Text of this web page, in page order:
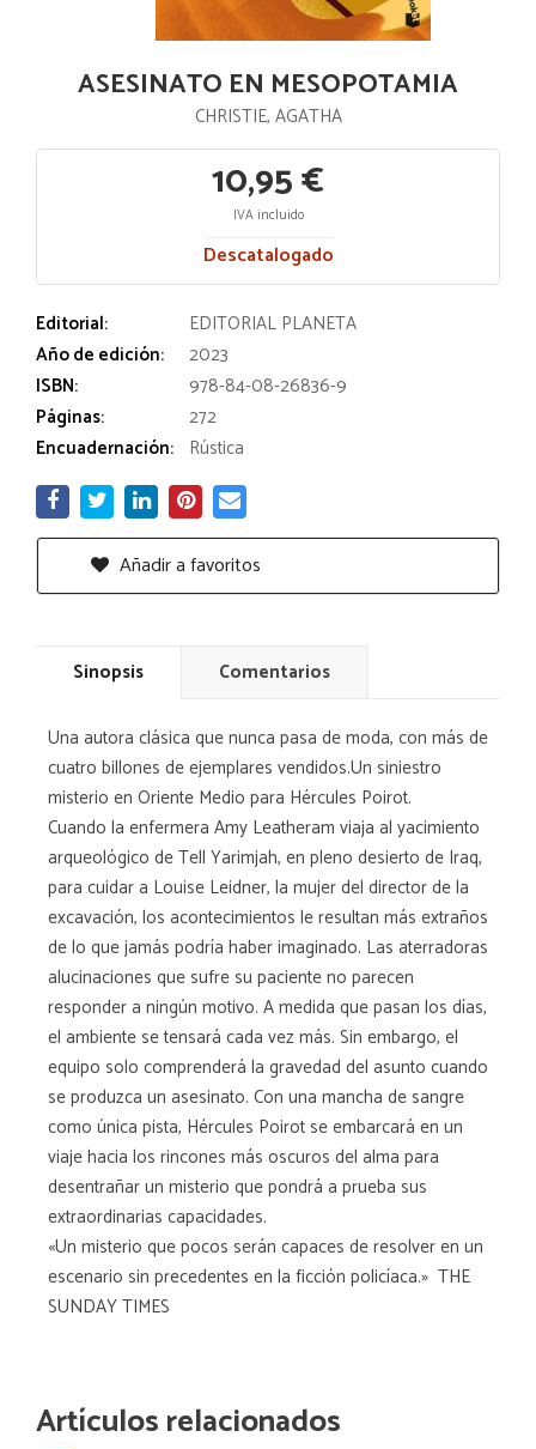
ASESINATO EN MESOPOTAMIA
CHRISTIE, AGATHA
10,95 €
IVA incluido
Descatalogado
Editorial:
EDITORIAL PLANETA
Año de edición:
2023
ISBN:
978-84-08-26836-9
Páginas:
272
Encuadernación: Rústica
Añadir a favoritos
Sinopsis Comentarios
Una autora clásica que nunca pasa de moda, con más de
cuatro billones de ejemplares vendidos.Un siniestro
misterio en Oriente Medio para Hércules Poirot.
Cuando la enfermera Amy Leatheram viaja al yacimiento
arqueológico de Tell Yarimjah, en pleno desierto de Iraq,
para cuidar a Louise Leidner, la mujer del director de la
excavación, los acontecimientos le resultan más extraños
de lo que jamás podría haber imaginado. Las aterradoras
alucinaciones que sufre su paciente no parecen
responder a ningún motivo. A medida que pasan los días,
el ambiente se tensará cada vez más. Sin embargo, el
equipo solo comprenderá la gravedad del asunto cuando
se produzca un asesinato. Con una mancha de sangre
como única pista, Hércules Poirot se embarcará en un
viaje hacia los rincones más oscuros del alma para
desentrañar un misterio que pondrá a prueba sus
extraordinarias capacidades.
«Un misterio que pocos serán capaces de resolver en un
escenario sin precedentes en la ficción policíaca.» THE
SUNDAY TIMES
Artículos relacionados